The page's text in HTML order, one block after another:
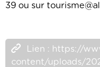
39 ou sur
Lien : https://
content/uploads/